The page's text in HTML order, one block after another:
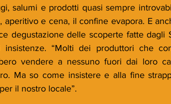
salumi e prodotti quasi sempre
aperitivo e cena, il confine evapora. E
degustazione delle scoperte fatte dagli
insistenze. “Molti dei produttori che
vendere a nessuno fuori dai loro
Ma so come insistere e alla fine
il nostro locale”.